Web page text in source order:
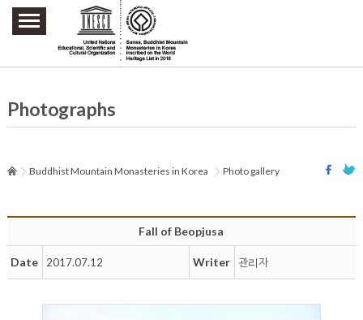
주요메뉴 바로가기
본문 바로가기
하단메뉴 바로가기
Photographs
Buddhist Mountain Monasteries in Korea Photo gallery
Fall of Beopjusa
Date 2017.07.12 Writer 관리자